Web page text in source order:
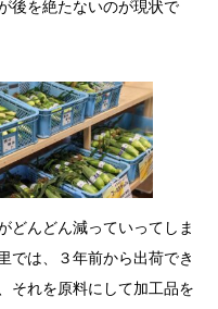
後を絶たないのが現状で
どんどん減っていってしま
では、３年前から出荷でき
それを原料にして加工品を